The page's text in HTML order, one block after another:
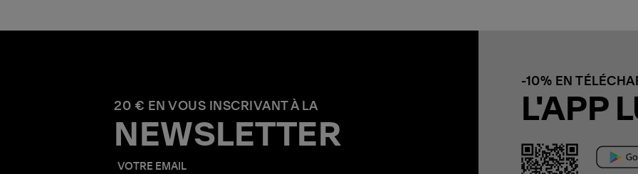
20 € EN VOUS INSCRIVANT À LA
NEWSLETTER
-10% EN
L'APP